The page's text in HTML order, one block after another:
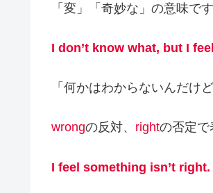
「変」「奇妙な」の意味です
I don’t know what, but I
「何かはわからないんだけ
wrongの反対、 rightの否定で
I feel something isn’t right.